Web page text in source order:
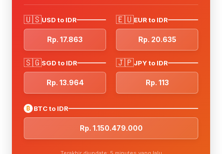
🇺🇸USD to IDR
Rp. 17.863
🇪🇺EUR to IDR
Rp. 20.635
🇸🇬SGD to IDR
Rp. 13.964
🇯🇵JPY to IDR
Rp. 113
₿ BTC to IDR
Rp. 1.150.479.000